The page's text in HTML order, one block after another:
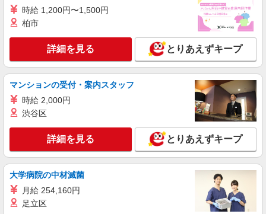
キープ 詳細を見る
派遣社員
パーソルテンプスタッフ株式会社 フィールドワーク東日本CC/26-
0527391
［安心♪社内で練習期間あり×基盤の組み立て
＆はんだ付け］
東京都大田区／最寄駅：矢口渡駅、武蔵新田
駅 〇自転車通勤OK
キープ 詳細を見る
派遣社員
パーソルテンプスタッフ株式会社 フィールドワーク東日本CC/26-
0310964
時給 1,200円〜1,500円
柏市
詳細を見る とりあえずキープ
マンションの受付・案内スタッフ
時給 2,000円
渋谷区
詳細を見る とりあえずキープ
大学病院の中材滅菌
月給 254,160円
足立区